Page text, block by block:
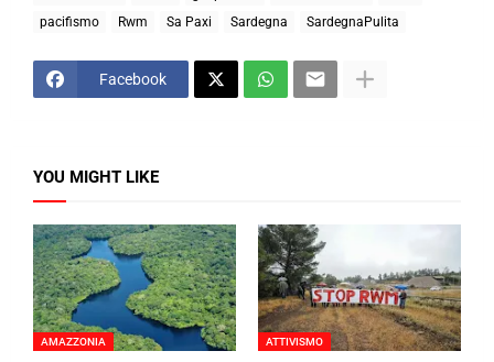
pacifismo
Rwm Sa Paxi Sardegna SardegnaPulita
Facebook
YOU MIGHT LIKE
AMAZZONIA ATTIVISMO